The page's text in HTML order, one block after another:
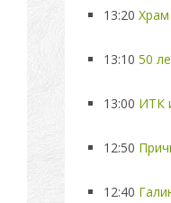
13:20
13:10 50
13:00 ИТК
12:50
12:40